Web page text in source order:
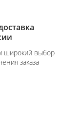
широкий выбор
заказа